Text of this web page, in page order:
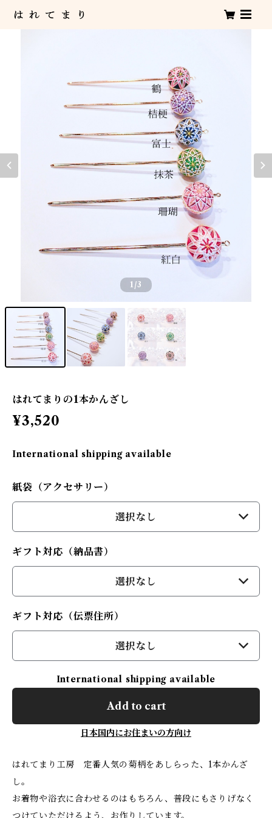
1 /3
はれてまりの1本かんざし
¥3,520
International shipping available
紙袋（アクセサリー）
選択なし
ギフト対応（納品書）
選択なし
ギフト対応（伝票住所）
選択なし
International shipping available
Add to cart
日本国内にお住まいの方向け
はれてまり工房 定番人気の菊柄をあしらった、1本かんざ
し。
お着物や浴衣に合わせるのはもちろん、普段にもさりげなく
つけていただけるよう、お作りしています。